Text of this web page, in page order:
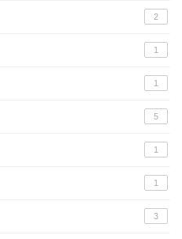
2
1
1
5
1
1
3